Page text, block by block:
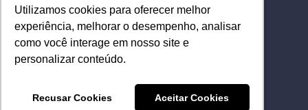
Utilizamos cookies para oferecer melhor
experiência, melhorar o desempenho, analisar
como você interage em nosso site e
personalizar conteúdo.
Recusar Cookies Aceitar Cookies
Utilizamos cookies para oferecer melhor
experiência, melhorar o desempenho, analisar
como você interage em nosso site e
personalizar conteúdo.
Recusar Cookies Aceitar Cookies
Contato
Home
© 2025 Security Leader. Todos os Direitos Reservados.